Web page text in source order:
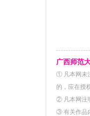
广西师范
① 凡本网未
的，应在授
② 凡本网注
③ 有关作品